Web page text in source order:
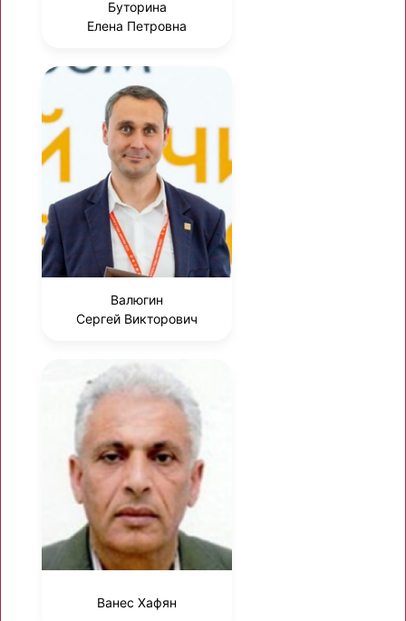
Буторина
Елена Петровна
Валюгин
Сергей Викторович
Ванес Хафян